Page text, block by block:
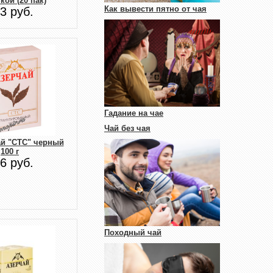
руб.
"СТС" черный
100 г
руб.
Как вывести пятно от чая
Гадание на чае
Чай без чая
Походный чай